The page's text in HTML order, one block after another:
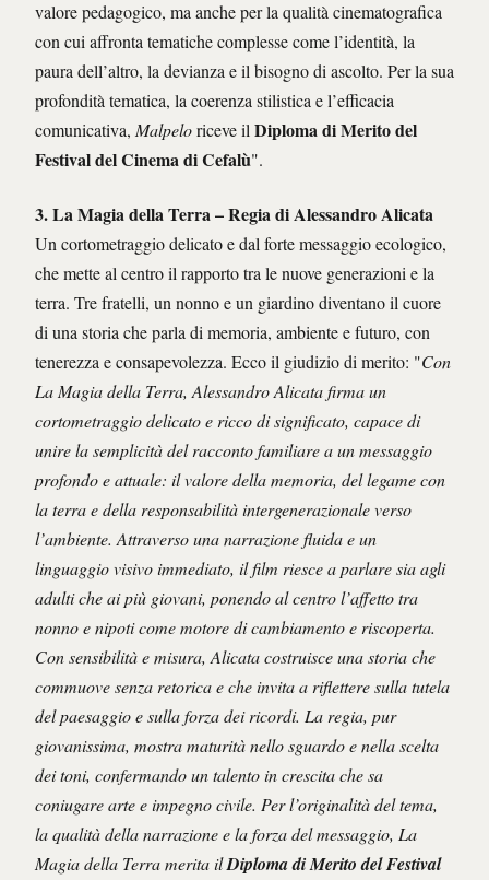
valore pedagogico, ma anche per la qualità cinematografica
con cui affronta tematiche complesse come l’identità, la
paura dell’altro, la devianza e il bisogno di ascolto. Per la sua
profondità tematica, la coerenza stilistica e l’efficacia
comunicativa, Malpeloriceve ilDiploma di Merito del
Festival del Cinema di Cefalù".
3.La Magia della Terra– Regia di Alessandro Alicata
Un cortometraggio delicato e dal forte messaggio ecologico,
che mette al centro il rapporto tra le nuove generazioni e la
terra. Tre fratelli, un nonno e un giardino diventano il cuore
di una storia che parla di memoria, ambiente e futuro, con
tenerezza e consapevolezza. Ecco il giudizio di merito: "Con
La Magia della Terra, Alessandro Alicata firma un
cortometraggio delicato e ricco di significato, capace di
unire la semplicità del racconto familiare a un messaggio
profondo e attuale: il valore della memoria, del legame con
la terra e della responsabilità intergenerazionale verso
l’ambiente. Attraverso una narrazione fluida e un
linguaggio visivo immediato, il film riesce a parlare sia agli
adulti che ai più giovani, ponendo al centro l’affetto tra
nonno e nipoti come motore di cambiamento e riscoperta.
Con sensibilità e misura, Alicata costruisce una storia che
commuove senza retorica e che invita a riflettere sulla tutela
del paesaggio e sulla forza dei ricordi. La regia, pur
giovanissima, mostra maturità nello sguardo e nella scelta
dei toni, confermando un talento in crescita che sa
coniugare arte e impegno civile. Per l’originalità del tema,
la qualità della narrazione e la forza del messaggio, La
Magia della Terra merita ilDiploma di Merito del Festival